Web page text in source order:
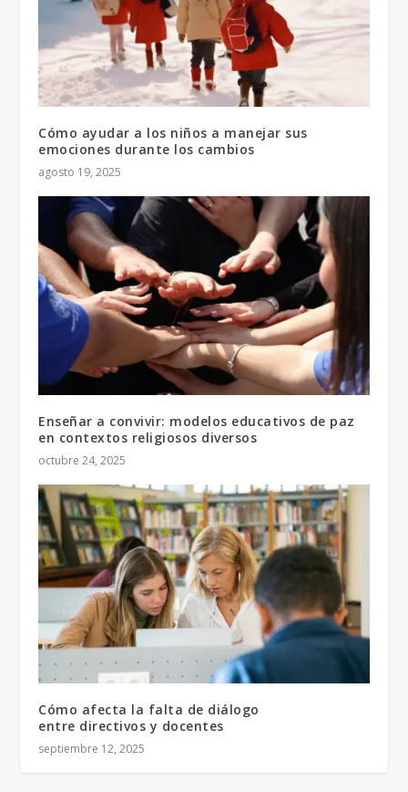
Cómo ayudar a los niños a manejar sus
emociones durante los cambios
agosto 19, 2025
Enseñar a convivir: modelos educativos de paz
en contextos religiosos diversos
octubre 24, 2025
Cómo afecta la falta de diálogo
entre directivos y docentes
septiembre 12, 2025